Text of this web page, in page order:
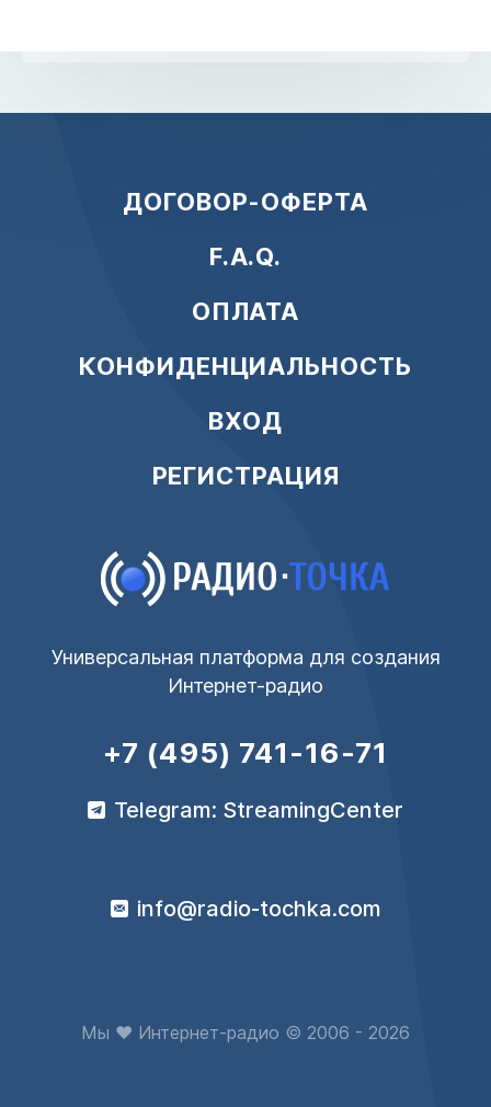
ДОГОВОР-ОФЕРТА
F.A.Q.
ОПЛАТА
КОНФИДЕНЦИАЛЬНОСТЬ
ВХОД
РЕГИСТРАЦИЯ
Универсальная платформа для создания
Интернет-радио
+7 (495) 741-16-71
Telegram: StreamingCenter
info@radio-tochka.com
Мы ♥ Интернет-радио © 2006 - 2026